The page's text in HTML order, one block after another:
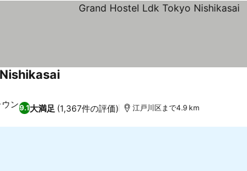
9.1大満足 (1,367件の評価)
ン
江戸川区まで4.9 km